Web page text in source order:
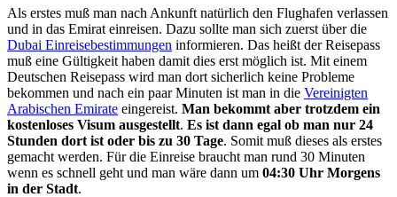
Als erstes muß man nach Ankunft natürlich den Flughafen verlassen
und in das Emirat einreisen. Dazu sollte man sich zuerst über die
Dubai Einreisebestimmungen informieren. Das heißt der Reisepass
muß eine Gültigkeit haben damit dies erst möglich ist. Mit einem
Deutschen Reisepass wird man dort sicherlich keine Probleme
bekommen und nach ein paar Minuten ist man in die Vereinigten
Arabischen Emirate eingereist. Man bekommt aber trotzdem ein
kostenloses Visum ausgestellt. Es ist dann egal ob man nur 24
Stunden dort ist oder bis zu 30 Tage. Somit muß dieses als erstes
gemacht werden. Für die Einreise braucht man rund 30 Minuten
wenn es schnell geht und man wäre dann um 04:30 Uhr Morgens
in der Stadt.